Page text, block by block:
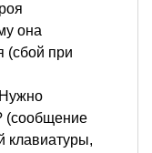
она
(сбой при
(сообщение
клавиатуры,